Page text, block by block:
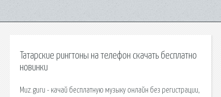
Татарские рингтоны на телефон скачать бесплатно
новинки
Muz.guru - качай бесплатную музыку онлайн без регистрации,